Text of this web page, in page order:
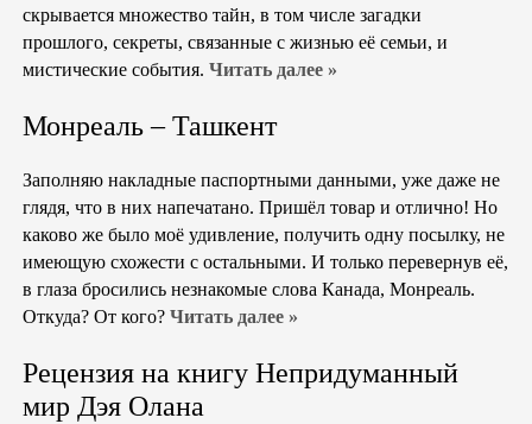
скрывается множество тайн, в том числе загадки
прошлого, секреты, связанные с жизнью её семьи, и
мистические события. Читать далее »
Монреаль – Ташкент
Заполняю накладные паспортными данными, уже даже не
глядя, что в них напечатано. Пришёл товар и отлично! Но
каково же было моё удивление, получить одну посылку, не
имеющую схожести с остальными. И только перевернув её,
в глаза бросились незнакомые слова Канада, Монреаль.
Откуда? От кого? Читать далее »
Рецензия на книгу Непридуманный
мир Дэя Олана